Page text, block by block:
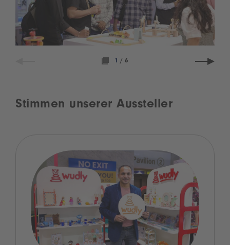
1 / 6
Stimmen unserer Aussteller